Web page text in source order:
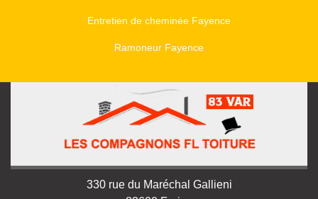
Entretien de cheminée Fayence
Ramoneur Fayence
330 rue du Maréchal Gallieni